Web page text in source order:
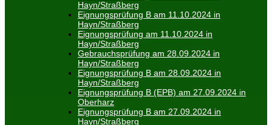
Hayn/Straßberg
Eignungsprüfung B am 11.10.2024 in
Hayn/Straßberg
Eignungsprüfung am 11.10.2024 in
Hayn/Straßberg
Gebrauchsprüfung am 28.09.2024 in
Hayn/Straßberg
Eignungsprüfung B am 28.09.2024 in
Hayn/Straßberg
Eignungsprüfung B (EPB) am 27.09.2024 in
Oberharz
Eignungsprüfung B am 27.09.2024 in
Hayn/Straßberg